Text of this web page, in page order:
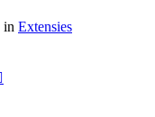
in Extensies